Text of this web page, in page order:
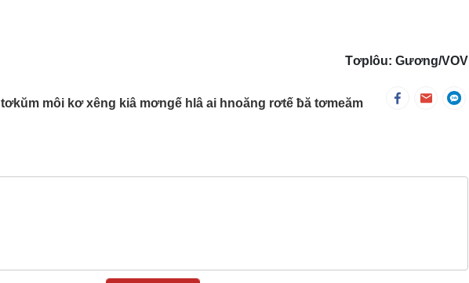
Tơplôu: Gương/VOV
tơkŭm môi kơ xêng kiâ mơngế hlâ ai hnoăng rơtế ƀă tơmeăm